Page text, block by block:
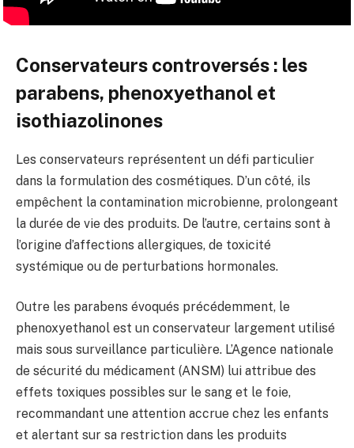
Conservateurs controversés : les
parabens, phenoxyethanol et
isothiazolinones
Les conservateurs représentent un défi particulier
dans la formulation des cosmétiques. D’un côté, ils
empêchent la contamination microbienne, prolongeant
la durée de vie des produits. De l’autre, certains sont à
l’origine d’affections allergiques, de toxicité
systémique ou de perturbations hormonales.
Outre les parabens évoqués précédemment, le
phenoxyethanol est un conservateur largement utilisé
mais sous surveillance particulière. L’Agence nationale
de sécurité du médicament (ANSM) lui attribue des
effets toxiques possibles sur le sang et le foie,
recommandant une attention accrue chez les enfants
et alertant sur sa restriction dans les produits